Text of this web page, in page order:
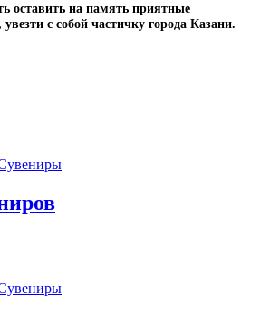
оставить на память приятные
с собой частичку города Казани.